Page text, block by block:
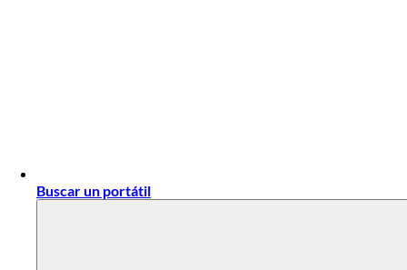
Buscar un portátil